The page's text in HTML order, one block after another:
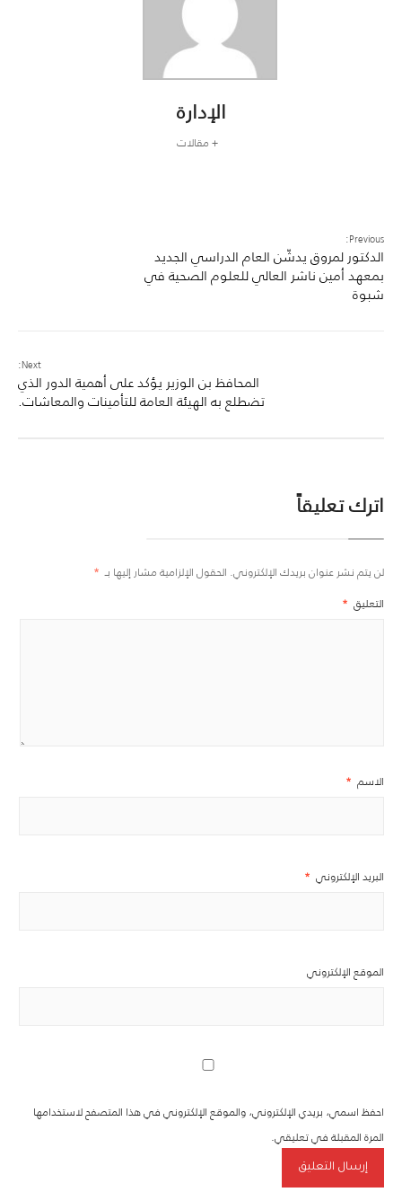
الإدارة
+ مقالات
Previous:
الدكتور لمروق يدشّن العام الدراسي الجديد
بمعهد أمين ناشر العالي للعلوم الصحية في
شبوة
Next:
المحافظ بن الوزير يؤكد على أهمية الدور الذي
تضطلع به الهيئة العامة للتأمينات والمعاشات.
اترك تعليقاً
لن يتم نشر عنوان بريدك الإلكتروني. الحقول الإلزامية مشار إليها بـ *
التعليق *
الاسم *
البريد الإلكتروني *
الموقع الإلكتروني
احفظ اسمي، بريدي الإلكتروني، والموقع الإلكتروني في هذا المتصفح لاستخدامها
المرة المقبلة في تعليقي.